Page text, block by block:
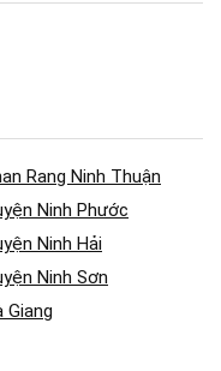
Rang Ninh Thuận
Ninh Phước
Ninh Hải
Ninh Sơn
Giang